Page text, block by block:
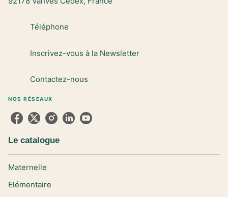
Téléphone
Inscrivez-vous à la Newsletter
Contactez-nous
NOS RÉSEAUX
Le catalogue
Maternelle
Elémentaire